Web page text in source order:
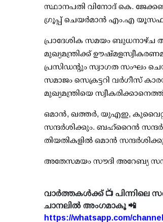
സ്ഥാനപതി വിനോദ് കെ.
ഗ്രൂപ്പ് ചെയര്‍മാന്‍ എം.എ
പ്രാദേശിക സമയം ബുധനാഴ്ച
മുഖ്യമന്ത്രിക്ക്
പ്രസിഡന്റും സ്വാഗത സംഘം
സമാജം സെക്രട്ടറി വര്‍ഗീസ്
മുഖ്യമന്ത്രിയെ
ഒമാന്‍, ഖത്തര്‍, യുഎഇ, കുവൈറ്റ്
സന്ദര്‍ശിക്കും. ബഹ്റൈന്‍
തിയതികളില്‍ ഒമാന്‍
അതേസമയം സൗദി അറേബ്യ
വാർത്തകൾക്ക് 📺 പിന്നിലെ
ചാനലിൽ അംഗമാകൂ 📲
https://whatsapp.com/